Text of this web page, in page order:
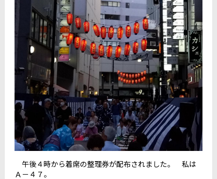
午後４時から着席の整理券が配布されました。 私は
Ａ－４７。